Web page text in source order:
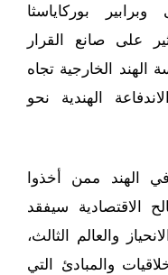
بوركاياسثا
على صانع القرار
الهند الخارجية تجاه
الهندية نحو
في الهند ممن أخذوا
الاقتصادية سيفقد
والعالم الثالث،
والمبادئ التي